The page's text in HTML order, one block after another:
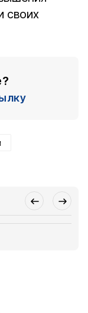
своих